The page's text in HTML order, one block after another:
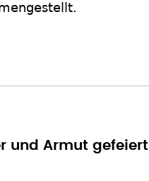
und Armut gefeiert